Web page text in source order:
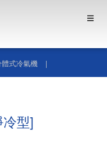
體式冷氣機 |
型]